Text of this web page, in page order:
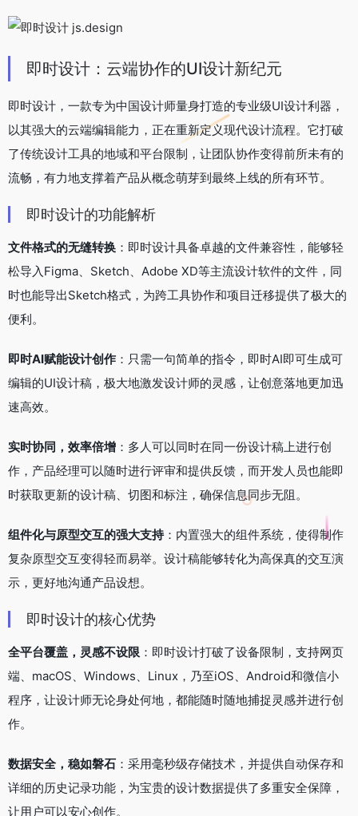
即时设计：云端协作的UI设计新纪元
即时设计，一款专为中国设计师量身打造的专业级UI设计利器，
以其强大的云端编辑能力，正在重新定义现代设计流程。它打破
了传统设计工具的地域和平台限制，让团队协作变得前所未有的
流畅，有力地支撑着产品从概念萌芽到最终上线的所有环节。
即时设计的功能解析
文件格式的无缝转换 ：即时设计具备卓越的文件兼容性，能够轻
松导入Figma、Sketch、Adobe XD等主流设计软件的文件，同
时也能导出Sketch格式，为跨工具协作和项目迁移提供了极大的
便利。
即时AI赋能设计创作 ：只需一句简单的指令，即时AI即可生成可
编辑的UI设计稿，极大地激发设计师的灵感，让创意落地更加迅
速高效。
实时协同，效率倍增 ：多人可以同时在同一份设计稿上进行创
作，产品经理可以随时进行评审和提供反馈，而开发人员也能即
时获取更新的设计稿、切图和标注，确保信息同步无阻。
组件化与原型交互的强大支持：内置强大的组件系统，使得制作
复杂原型交互变得轻而易举。设计稿能够转化为高保真的交互演
示，更好地沟通产品设想。
即时设计的核心优势
全平台覆盖，灵感不设限 ：即时设计打破了设备限制，支持网页
端、macOS、Windows、Linux，乃至iOS、Android和微信小
程序，让设计师无论身处何地，都能随时随地捕捉灵感并进行创
作。
数据安全，稳如磐石 ：采用毫秒级存储技术，并提供自动保存和
详细的历史记录功能，为宝贵的设计数据提供了多重安全保障，
让用户可以安心创作。